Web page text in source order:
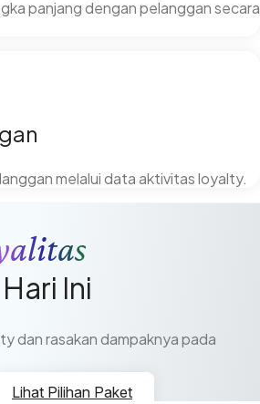
panjang dengan pelanggan secara
melalui data aktivitas loyalty.
Ini
dan rasakan dampaknya pada
Lihat Pilihan Paket